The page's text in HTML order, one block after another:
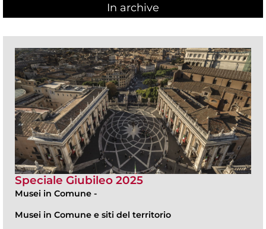
In archive
Speciale Giubileo 2025
Musei in Comune -
Musei in Comune e siti del territorio